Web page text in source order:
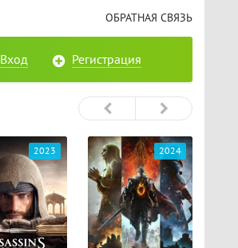
ОБРАТНАЯ СВЯЗЬ
Вход Регистрация
2024 2024